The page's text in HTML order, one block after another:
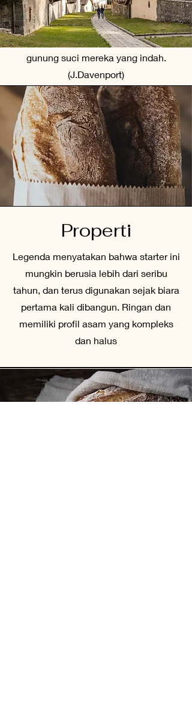
saat ini, dan melalui upaya J.
Davenport, starter penghuni pertama
mereka dapat dibagikan ke luar lereng
gunung suci mereka yang indah.
(J.Davenport)
Properti
Legenda menyatakan bahwa starter ini
mungkin berusia lebih dari seribu
tahun, dan terus digunakan sejak biara
pertama kali dibangun. Ringan dan
memiliki profil asam yang kompleks
dan halus